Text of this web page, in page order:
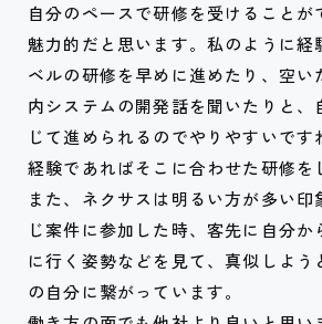
自分のペースで研修を受けることが
魅力的だと思います。私のように経
ベルの研修を早めに進めたり、空い
内システムの開発話を聞いたりと、
じて進められるのでやりやすいで
経験であればそこに合わせた研修を
また、ネクサスは明るい方が多い印
じ案件に参加した時、客先に自分か
に行く姿勢などを見て、真似しよう
の自分に繋がっています。